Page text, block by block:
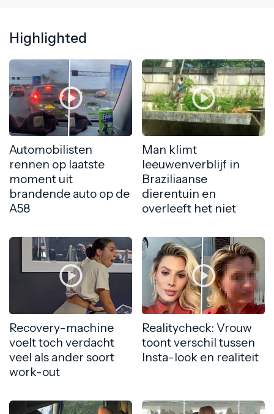
Highlighted
Automobilisten
rennen op laatste
moment uit
brandende auto op de
A58
Man klimt
leeuwenverblijf in
Braziliaanse
dierentuin en
overleeft het niet
Recovery-machine
voelt toch verdacht
veel als ander soort
work-out
Realitycheck: Vrouw
toont verschil tussen
Insta-look en realiteit